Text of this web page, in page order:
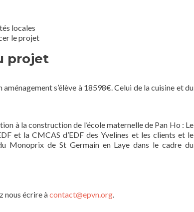
locales
le projet
projet
s’élève à 18598€. Celui de la cuisine et du
à la construction de l’école maternelle de Pan Ho : Le
et la CMCAS d’EDF des Yvelines et les clients et le
Monoprix de St Germain en Laye dans le cadre du
nous écrire àcontact@epvn.org.